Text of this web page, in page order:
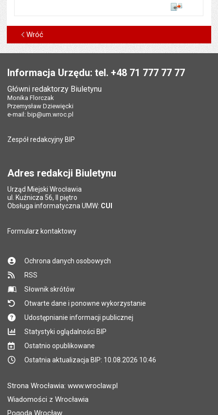
Porównaj
Wróć
Informacja Urzędu: tel. +48 71 777 77 77
Główni redaktorzy Biuletynu
Monika Florczak
Przemysław Dziewięcki
e-mail: bip@um.wroc.pl
Zespół redakcyjny BIP
Adres redakcji Biuletynu
Urząd Miejski Wrocławia
ul. Kuźnicza 56, II piętro
Obsługa informatyczna UMW: CUI
Formularz kontaktowy
Ochrona danych osobowych
RSS
Słownik skrótów
Otwarte dane i ponowne wykorzystanie
Udostępnianie informacji publicznej
Statystyki oglądalności BIP
Ostatnio opublikowane
Ostatnia aktualizacja BIP: 10.08.2026 10:46
Strona Wrocławia: www.wroclaw.pl
Wiadomości z Wrocławia
Pogoda Wrocław